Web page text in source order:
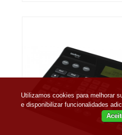
Utilizamos cookies para melhorar
e disponibilizar funcionalidades